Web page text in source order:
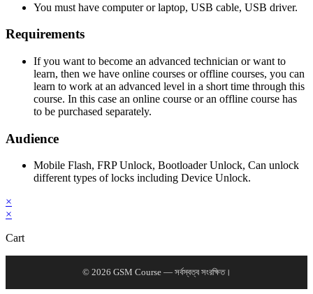
You must have computer or laptop, USB cable, USB driver.
Requirements
If you want to become an advanced technician or want to
learn, then we have online courses or offline courses, you can
learn to work at an advanced level in a short time through this
course. In this case an online course or an offline course has
to be purchased separately.
Audience
Mobile Flash, FRP Unlock, Bootloader Unlock, Can unlock
different types of locks including Device Unlock.
×
×
Cart
© 2026 GSM Course — সর্বস্বত্ব সংরক্ষিত।